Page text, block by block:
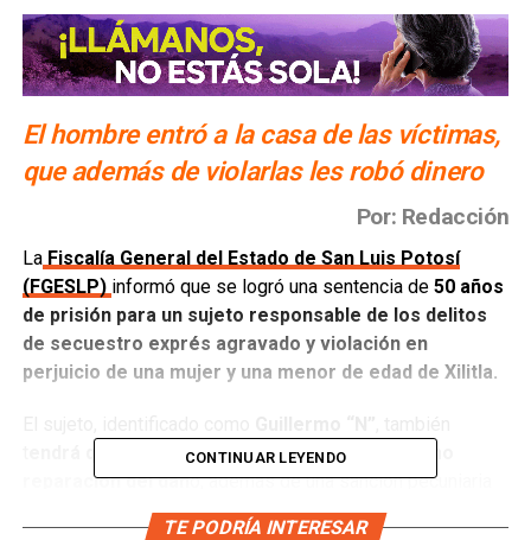
El hombre entró a la casa de las víctimas,
que además de violarlas les robó dinero
Por: Redacción
LaFiscalía General del Estado de San Luis Potosí
(FGESLP) informó que se logró una sentencia de50 años
de prisión para un sujeto responsable de los delitos
de secuestro exprés agravado y violación en
perjuicio de una mujer y una menor de edad de Xilitla.
endrá que aportar una cantidad de dinero como
reparación del daño, además de una sanción pecuniaria
CONTINUAR LEYENDO
TE PODRÍA INTERESAR